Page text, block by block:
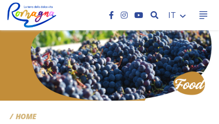
CERCA
IT
CC
HOME